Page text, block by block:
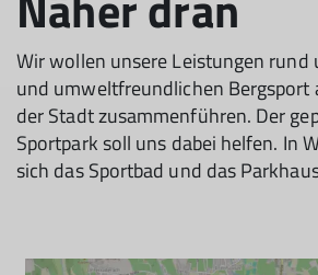
Wir wollen unsere Leistungen rund
und umweltfreundlichen Bergsport
der Stadt zusammenführen. Der
Sportpark soll uns dabei helfen. In
sich das Sportbad und das